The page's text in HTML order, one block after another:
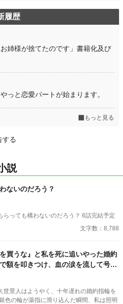
履歴
姉様が捨てたのです」書籍化及び
っと恋愛パートが始まります。
もっと見る
する
説
ないのだろう？
捨てたのなら、私がもらっても構わないのだろう？ 6話完結予定
文字数：8,788
買うな』と私を死に追いやった婚約
額を叩きつけ、血の涙を流して号泣
世景人はようやく、十年遅れの婚約指輪を